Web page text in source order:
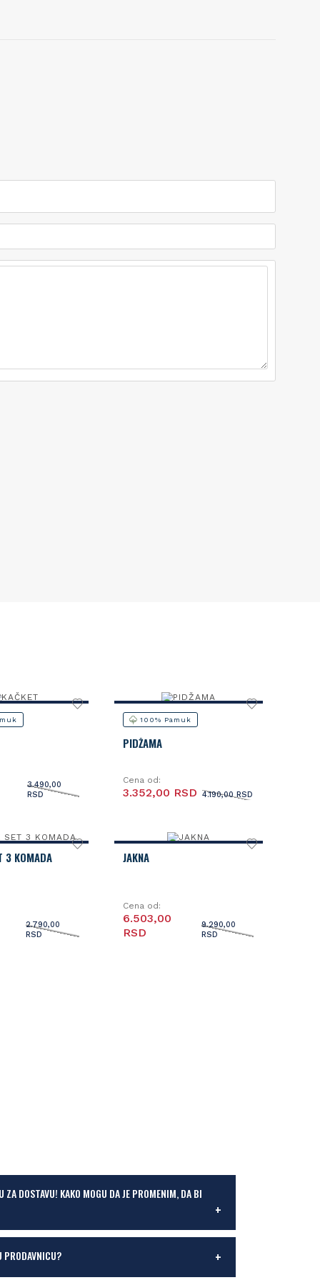
3.490,00
RSD
100% Pamuk
PIDŽAMA
Cena od:
4.190,00 RSD
3.352,00 RSD
3 KOMADA
2.790,00
RSD
JAKNA
Cena od:
9.290,00
RSD
6.503,00
RSD
ZA DOSTAVU! KAKO MOGU DA JE PROMENIM, DA BI
PRODAVNICU?